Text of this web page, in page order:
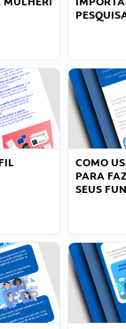
COMO
PARA
SEUS